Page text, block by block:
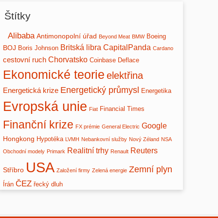
Štítky
Alibaba Antimonopolní úřad Beyond Meat BMW Boeing
BOJ Boris Johnson Britská libra CapitalPanda Cardano
cestovní ruch Chorvatsko Coinbase Deflace
Ekonomické teorie elektřina
Energetická krize Energetický průmysl Energetika
Evropská unie Fiat Financial Times
Finanční krize FX prémie General Electric Google
Hongkong Hypotéka LVMH Nebankovní služby Nový Zéland NSA
Obchodní modely Primark Realitní trhy Renault Reuters
Stříbro USA Založení firmy Zelená energie Zemní plyn
Írán ČEZ řecký dluh